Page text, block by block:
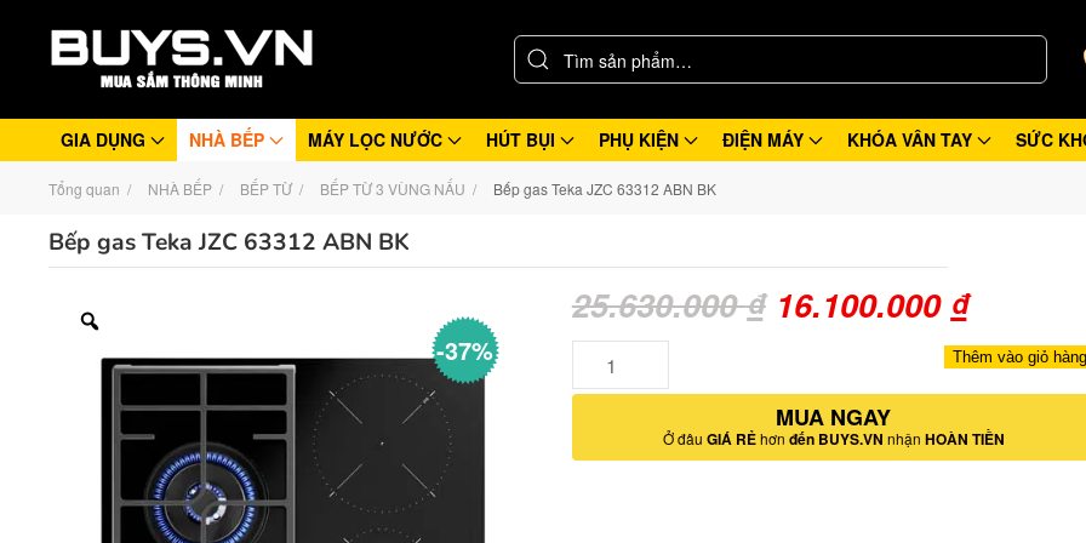
GIA DỤNG NHÀ BẾP MÁY LỌC NƯỚC HÚT BỤI PHỤ KIỆN ĐIỆN MÁY KHÓA VÂN TAY SỨC
Tổng quan NHÀ BẾP BẾP TỪ BẾP TỪ 3 VÙNG NẤU Bếp gas Teka JZC 63312 ABN BK
Bếp gas Teka JZC 63312 ABN BK
-37%
25.630.000₫ Giá
là:
25.630.000 ₫.
16.100.000 ₫Giá
hiện
tại
là:
lượng
Thêm vào giỏ hàng
MUA NGAY
Ở đâu GIÁ RẺhơn đến BUYS.VN nhận HOÀN TIỀN